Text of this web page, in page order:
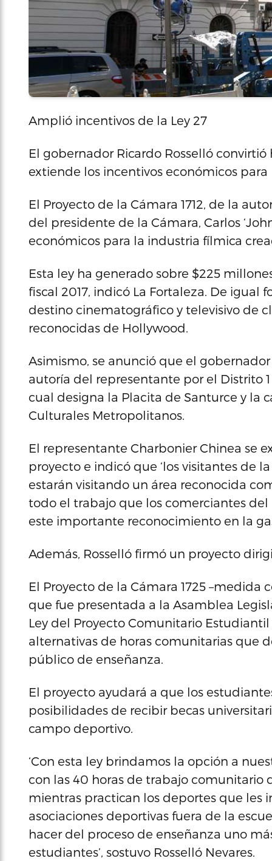
Amplió incentivos de la Ley 27
El gobernador Ricardo Rosselló
extiende los incentivos económicos
El Proyecto de la Cámara 1712, de la
del presidente de la Cámara, Carlos
económicos para la industria fílmica
Esta ley ha generado sobre $225
fiscal 2017, indicó La Fortaleza. De
destino cinematográfico y televisivo de
reconocidas de Hollywood.
Asimismo, se anunció que el
autoría del representante por el Distrito
cual designa la Placita de Santurce y la
Culturales Metropolitanos.
El representante Charbonier Chinea se
proyecto e indicó que ‘los visitantes de
estarán visitando un área reconocida
todo el trabajo que los comerciantes
este importante reconocimiento en la
Además, Rosselló firmó un proyecto
El Proyecto de la Cámara 1725
que fue presentada a la Asamblea
Ley del Proyecto Comunitario
alternativas de horas comunitarias que
público de enseñanza.
El proyecto ayudará a que los
posibilidades de recibir becas
campo deportivo.
‘Con esta ley brindamos la opción a
con las 40 horas de trabajo
mientras practican los deportes que les
asociaciones deportivas fuera de la
hacer del proceso de enseñanza uno
estudiantes’, sostuvo Rosselló Nevares.